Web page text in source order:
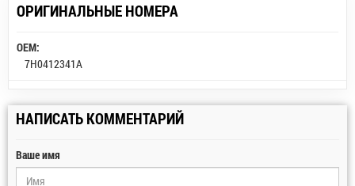
ОРИГИНАЛЬНЫЕ НОМЕРА
OEM:
7H0412341A
НАПИСАТЬ КОММЕНТАРИЙ
Ваше имя